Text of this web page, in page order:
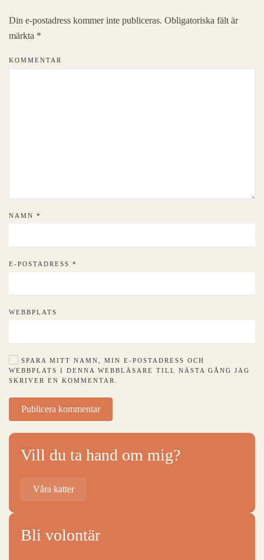
Din e-postadress kommer inte publiceras. Obligatoriska fält är
märkta *
KOMMENTAR
NAMN *
E-POSTADRESS *
WEBBPLATS
SPARA MITT NAMN, MIN E-POSTADRESS OCH
WEBBPLATS I DENNA WEBBLÄSARE TILL NÄSTA GÅNG JAG
SKRIVER EN KOMMENTAR.
Publicera kommentar
Vill du ta hand om mig?
Våra katter
Bli volontär